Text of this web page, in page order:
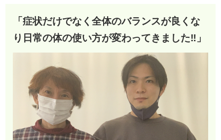
「症状だけでなく全体のバランスが良くな
り日常の体の使い方が変わってきました‼︎」